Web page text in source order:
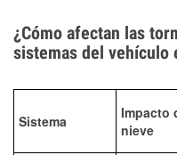
¿Cómo afectan las
sistemas del vehículo
Sistema
Impacto
nieve